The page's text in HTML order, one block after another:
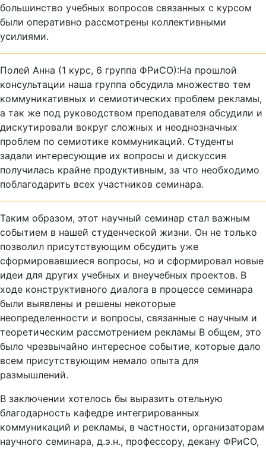
большинство учебных вопросов связанных с курсом
были оперативно рассмотрены коллективными
усилиями.
Полей Анна (1 курс, 6 группа ФРиСО):На прошлой
консультации наша группа обсудила множество тем
коммуникативных и семиотических проблем рекламы,
а так же под руководством преподавателя обсудили и
дискутировали вокруг сложных и неоднозначных
проблем по семиотике коммуникаций. Студенты
задали интересующие их вопросы и дискуссия
получилась крайне продуктивным, за что необходимо
поблагодарить всех участников семинара.
Таким образом, этот научный семинар стал важным
событием в нашей студенческой жизни. Он не только
позволил присутствующим обсудить уже
сформировавшиеся вопросы, но и сформировал новые
идеи для других учебных и внеучебных проектов. В
ходе конструктивного диалога в процессе семинара
были выявлены и решены некоторые
неопределенности и вопросы, связанные с научным и
теоретическим рассмотрением рекламы В общем, это
было чрезвычайно интересное событие, которые дало
всем присутствующим немало опыта для
размышлений.
В заключении хотелось бы выразить отельную
благодарность кафедре интегрированных
коммуникаций и рекламы, в частности, организаторам
научного семинара, д.э.н., профессору, декану ФРиСО,